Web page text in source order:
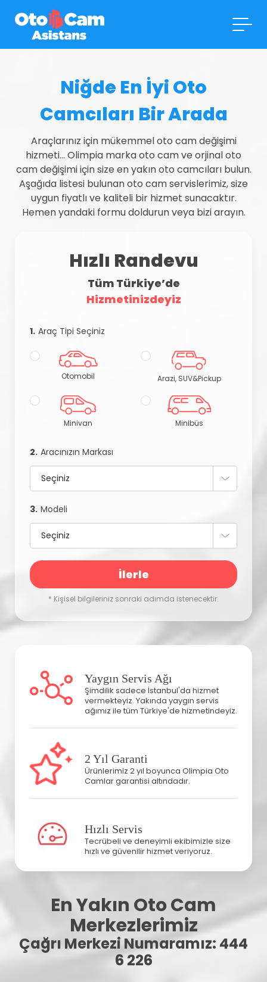
Niğde En İyi Oto
Camcıları Bir Arada
Araçlarınız için mükemmel oto cam değişimi
hizmeti... Olimpia marka oto cam ve orjinal oto
cam değişimi için size en yakın oto camcıları bulun.
Aşağıda listesi bulunan oto cam servislerimiz, size
uygun fiyatlı ve kaliteli bir hizmet sunacaktır.
Hemen yandaki formu doldurun veya bizi arayın.
Hızlı Randevu
Tüm Türkiye’de
Hizmetinizdeyiz
1. Araç Tipi Seçiniz
Otomobil Arazi, SUV&Pickup
Minivan Minibüs
2. Aracınızın Markası
3. Modeli
İlerle
* Kişisel bilgileriniz sonraki adımda istenecektir.
Yaygın Servis Ağı
Şimdilik sadece İstanbul'da hizmet
vermekteyiz. Yakında yaygın servis
ağımız ile tüm Türkiye'de hizmetindeyiz.
2 Yıl Garanti
Ürünlerimiz 2 yıl boyunca Olimpia Oto
Camlar garantisi altındadır.
Hızlı Servis
Tecrübeli ve deneyimli ekibimizle size
hızlı ve güvenilir hizmet veriyoruz.
En Yakın Oto Cam
Merkezlerimiz
Çağrı Merkezi Numaramız: 444
6 226